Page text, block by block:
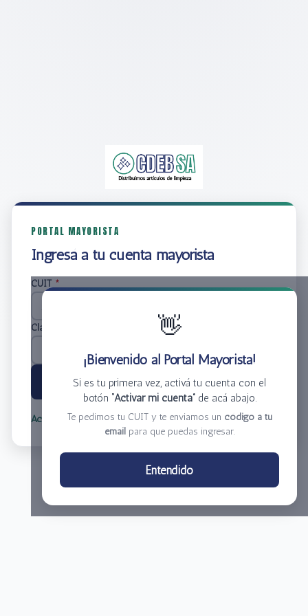
PORTAL MAYORISTA
Ingresá a tu cuenta mayorista
👋
¡Bienvenido al Portal Mayorista!
Si es tu primera vez, activá tu cuenta con el
botón “Activar mi cuenta”de acá abajo.
Te pedimos tu CUIT y te enviamos un código a tu
email para que puedas ingresar.
Entendido
CUIT *
Clave
Ingresar
Activar mi cuenta Olvidé mi clave
Centro de Distribución El Bacha S.A.